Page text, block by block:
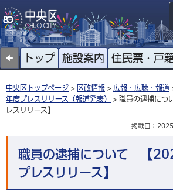
トップ 施設案内 住民票・戸
中央区トップページ > 区政情報 > 広報・広聴・報道
年度プレスリリース（報道発表）
> 職員の逮捕に
レスリリース】
掲載日：
職員の逮捕について 【
プレスリリース】